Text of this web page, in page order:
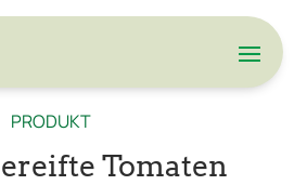
PRODUKT
Tomaten